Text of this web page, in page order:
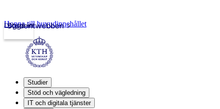
Studentwebben
Logga in
Hoppa till huvudinnehållet
Studier
Stöd och vägledning
IT och digitala tjänster